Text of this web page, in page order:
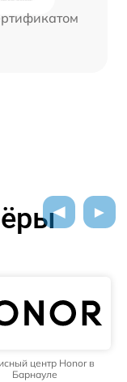
центр Honor в
Барнауле